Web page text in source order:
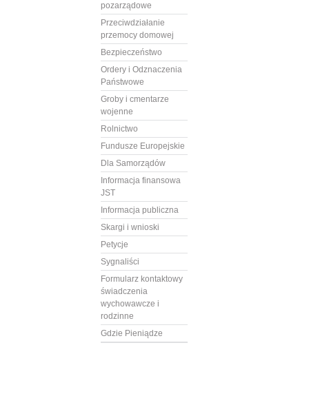
pozarządowe
Przeciwdziałanie
przemocy domowej
Bezpieczeństwo
Ordery i Odznaczenia
Państwowe
Groby i cmentarze
wojenne
Rolnictwo
Fundusze Europejskie
Dla Samorządów
Informacja finansowa
JST
Informacja publiczna
Skargi i wnioski
Petycje
Sygnaliści
Formularz kontaktowy
świadczenia
wychowawcze i
rodzinne
Gdzie Pieniądze